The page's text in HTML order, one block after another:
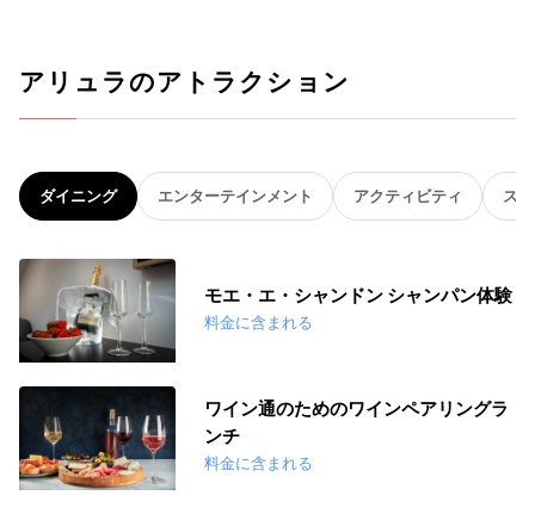
アリュラのアトラクション
ダイニング エンターテインメント アクティビティ ス
モエ・エ・シャンドン シャンパン体験
料金に含まれる
ワイン通のためのワインペアリングラ
ンチ
料金に含まれる